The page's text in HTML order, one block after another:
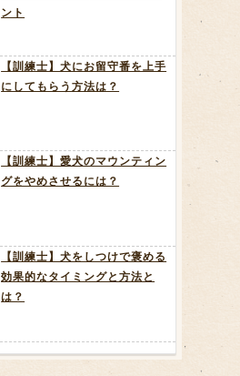
ント
【訓練士】犬にお留守番を上手
にしてもらう方法は？
【訓練士】愛犬のマウンティン
グをやめさせるには？
【訓練士】犬をしつけで褒める
効果的なタイミングと方法と
は？